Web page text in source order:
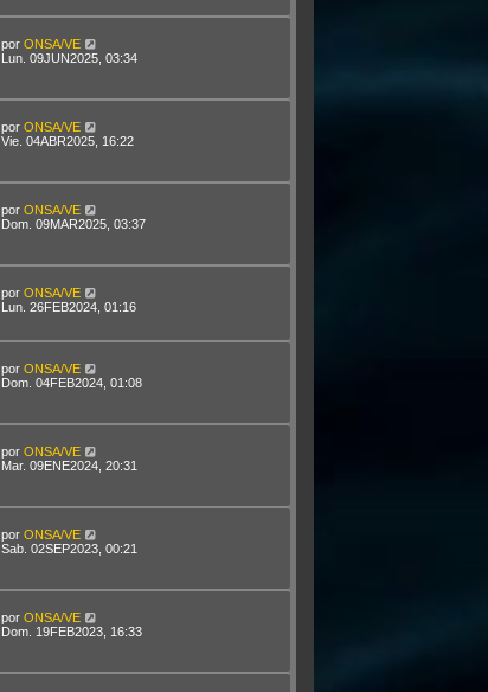
por ONSA/VE
Lun. 09JUN2025, 03:34
por ONSA/VE
Vie. 04ABR2025, 16:22
por ONSA/VE
Dom. 09MAR2025, 03:37
por ONSA/VE
Lun. 26FEB2024, 01:16
por ONSA/VE
Dom. 04FEB2024, 01:08
por ONSA/VE
Mar. 09ENE2024, 20:31
por ONSA/VE
Sab. 02SEP2023, 00:21
por ONSA/VE
Dom. 19FEB2023, 16:33